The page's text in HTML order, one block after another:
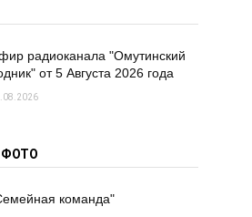
радиоканала "Омутинский
от 5 Августа 2026 года
команда"